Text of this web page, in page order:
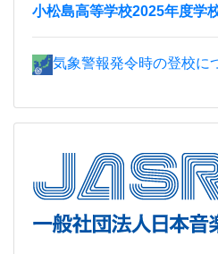
小松島高等学校2025年度学
気象警報発令時の登校に